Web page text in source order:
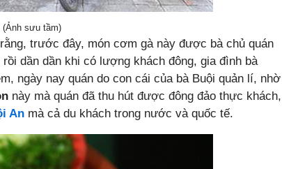
(Ảnh sưu tầm)
trước đây, món cơm gà này được bà chủ quán
dần dần khi có lượng khách đông, gia đình bà
ngày nay quán do con cái của bà Buội quản lí, nhờ
này mà quán đã thu hút được đông đảo thực khách,
An mà cả du khách trong nước và quốc tế.